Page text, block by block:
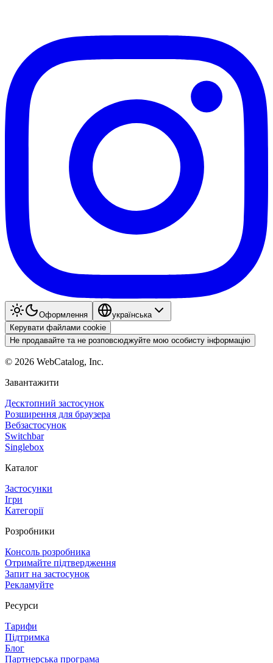
Оформлення
українська
Керувати файлами cookie
Не продавайте та не розповсюджуйте мою особисту інформацію
© 2026 WebCatalog, Inc.
Завантажити
Десктопний застосунок
Розширення для браузера
Вебзастосунок
Switchbar
Singlebox
Каталог
Застосунки
Ігри
Категорії
Розробники
Консоль розробника
Отримайте підтвердження
Запит на застосунок
Рекламуйте
Ресурси
Тарифи
Підтримка
Блог
Партнерська програма